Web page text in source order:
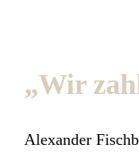
„Wir
Alexander